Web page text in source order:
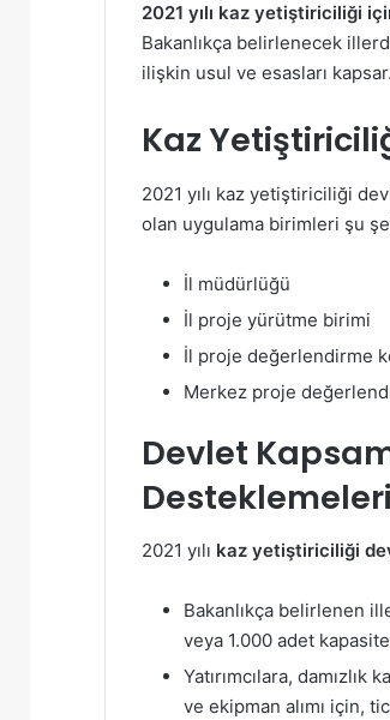
2021 yılı kaz yetiştiriciliği
Bakanlıkça belirlenecek
ilişkin usul ve esasları kapsar.
Kaz
2021 yılı kaz yetiştiriciliği
olan uygulama birimleri şu
İl müdürlüğü
İl proje yürütme birimi
İl proje değerlendirme
Merkez proje
Devlet
2021 yılı kaz yetiştiriciliği
Bakanlıkça belirlenen
veya 1.000 adet
Yatırımcılara,
ve ekipman alımı için,